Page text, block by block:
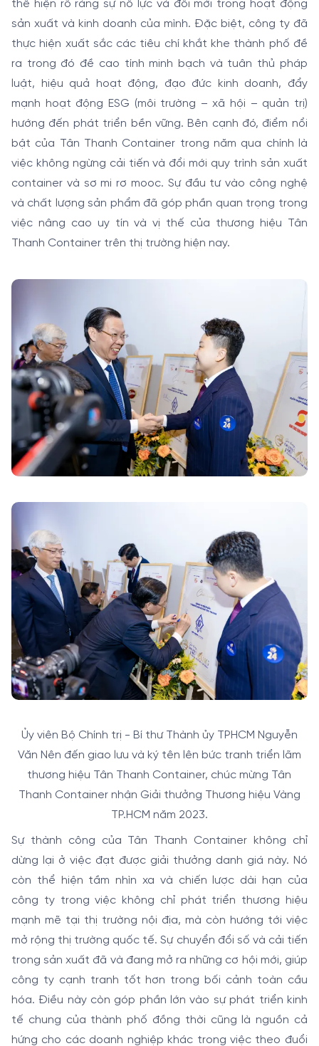
thể hiện rõ ràng sự nỗ lực và đổi mới trong hoạt động
sản xuất và kinh doanh của mình. Đặc biệt, công ty đã
thực hiện xuất sắc các tiêu chí khắt khe thành phố đề
ra trong đó đề cao tính minh bạch và tuân thủ pháp
luật, hiệu quả hoạt động, đạo đức kinh doanh, đẩy
mạnh hoạt động ESG (môi trường – xã hội – quản trị)
hướng đến phát triển bền vững. Bên cạnh đó, điểm nổi
bật của Tân Thanh Container trong năm qua chính là
việc không ngừng cải tiến và đổi mới quy trình sản xuất
container và sơ mi rơ mooc. Sự đầu tư vào công nghệ
và chất lượng sản phẩm đã góp phần quan trọng trong
việc nâng cao uy tín và vị thế của thương hiệu Tân
Thanh Container trên thị trường hiện nay.
Ủy viên Bộ Chính trị - Bí thư Thành ủy TPHCM Nguyễn
Văn Nên đến giao lưu và ký tên lên bức tranh triển lãm
thương hiệu Tân Thanh Container, chúc mừng Tân
Thanh Container nhận Giải thưởng Thương hiệu Vàng
TP.HCM năm 2023.
Sự thành công của Tân Thanh Container không chỉ
dừng lại ở việc đạt được giải thưởng danh giá này. Nó
còn thể hiện tầm nhìn xa và chiến lược dài hạn của
công ty trong việc không chỉ phát triển thương hiệu
mạnh mẽ tại thị trường nội địa, mà còn hướng tới việc
mở rộng thị trường quốc tế. Sự chuyển đổi số và cải tiến
trong sản xuất đã và đang mở ra những cơ hội mới, giúp
công ty cạnh tranh tốt hơn trong bối cảnh toàn cầu
hóa. Điều này còn góp phần lớn vào sự phát triển kinh
tế chung của thành phố đồng thời cũng là nguồn cả
hứng cho các doanh nghiệp khác trong việc theo đuổi